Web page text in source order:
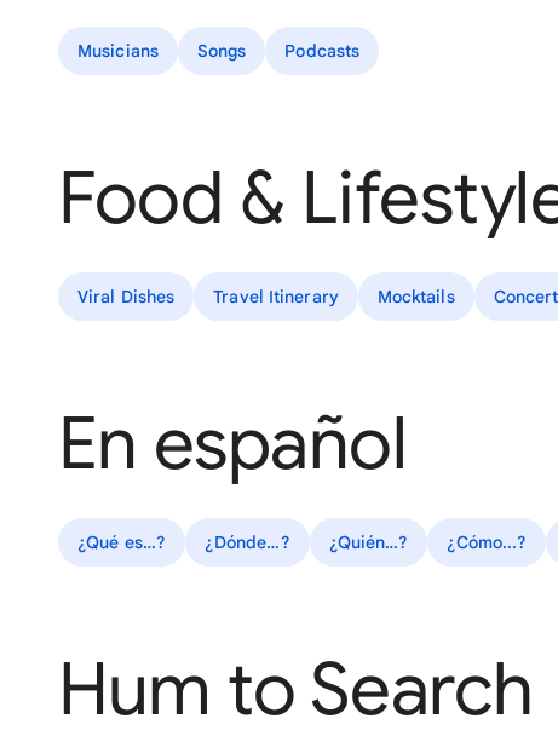
Musicians Songs Podcasts
Food &
Viral Dishes Travel Itinerary Mocktails
En español
¿Qué es…? ¿Dónde…? ¿Quién…? ¿Cómo...?
Hum to Search